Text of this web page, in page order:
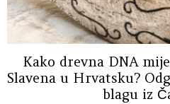
Kako drevna DNA
Slavena u Hrvatsku?
blagu iz